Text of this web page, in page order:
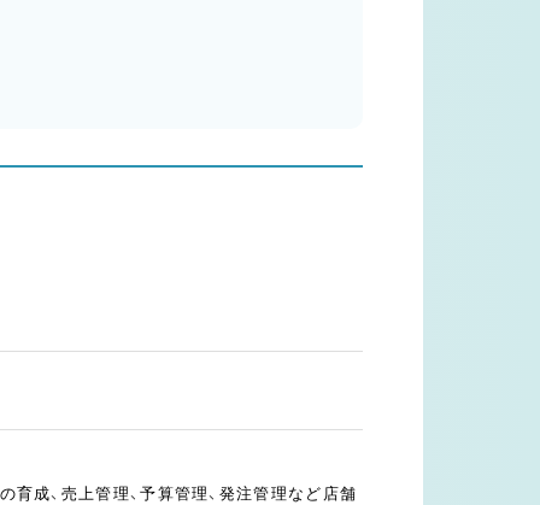
成、売上管理、予算管理、発注管理など店舗